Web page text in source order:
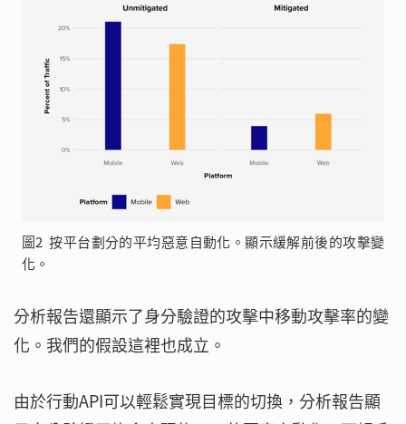
圖2 按平台劃分的平均惡意自動化。顯示緩解前後的攻擊變
化。
分析報告還顯示了身分驗證的攻擊中移動攻擊率的變
化。我們的假設這裡也成立。
由於行動API可以輕鬆實現目標的切換，分析報告顯